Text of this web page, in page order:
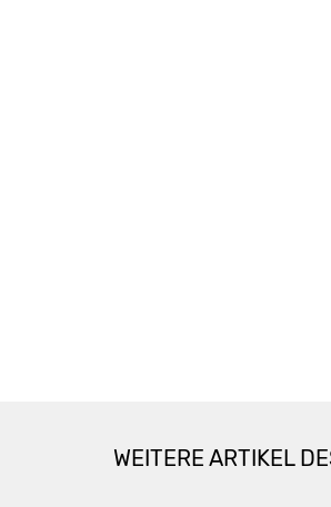
WEITERE ARTIKEL